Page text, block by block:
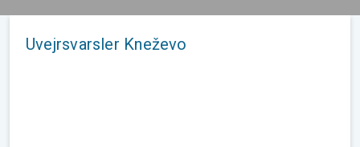
Uvejrsvarsler Kneževo